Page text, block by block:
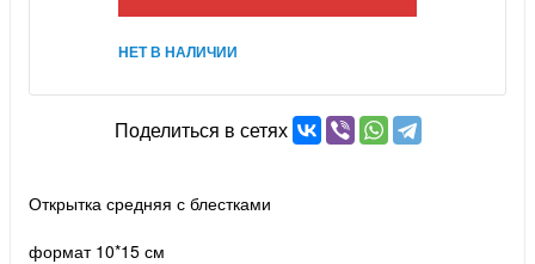
НЕТ В НАЛИЧИИ
Поделиться в сетях
Открытка средняя с блестками
формат 10*15 см